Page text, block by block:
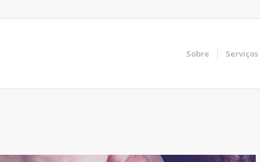
Sobre Serviços